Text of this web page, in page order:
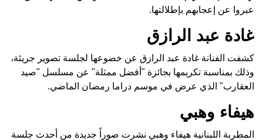
عبروا عن إعجابهم بإطلالتها.
غادة عبد الرازق
كشفت الفنانة غادة عبد الرازق عن خضوعها لجلسة تصوير جريئة،
وذلك بمناسبة تكريمها بجائزة "أفضل ممثلة" عن مسلسل "صيد
العقارب" الذي عرض في موسم دراما رمضان الماضي.
هيفاء وهبي
المطربة اللبنانية هيفاء وهبي نشرت صوراً جديدة من أحدث جلسة